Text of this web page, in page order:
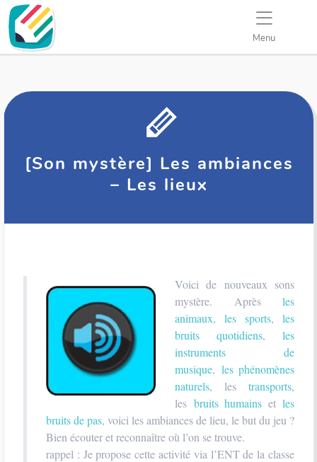
Menu
[Son mystère] Les ambiances
– Les lieux
Voici de nouveaux sons
mystère. Après les
animaux,les sports,les
bruits quotidiens, les
instruments de
musique, les phénomènes
naturels, les transports,
les bruits humains et les
bruits de pas, voici les ambiances de lieu, le but du jeu ?
Bien écouter et reconnaître où l’on se trouve.
rappel : Je propose cette activité via l’ENT de la classe